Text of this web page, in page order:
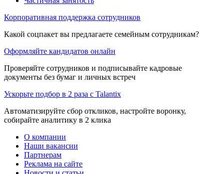
Корпоративная поддержка сотрудников
Какой соцпакет вы предлагаете семейным сотрудникам?
Оформляйте кандидатов онлайн
Проверяйте сотрудников и подписывайте кадровые
документы без бумаг и личных встреч
Ускорьте подбор в 2 раза с Talantix
Автоматизируйте сбор откликов, настройте воронку,
собирайте аналитику в 2 клика
О компании
Наши вакансии
Партнерам
Реклама на сайте